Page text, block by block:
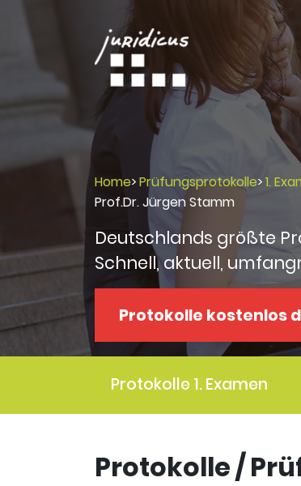
Home>Prüfungsprotokolle>1.
Prof.Dr. Jürgen Stamm
Deutschlands größte
Schnell, aktuell,
Protokolle kostenlos
Protokolle 1. Examen
Protokolle /